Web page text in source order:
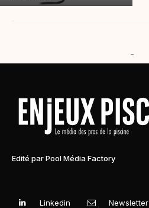
-
Edité par Pool Média Factory
Linkedin Newsletter